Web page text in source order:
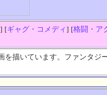
] [ギャグ・コメディ] [格闘・ア
を描いています。ファンタジ